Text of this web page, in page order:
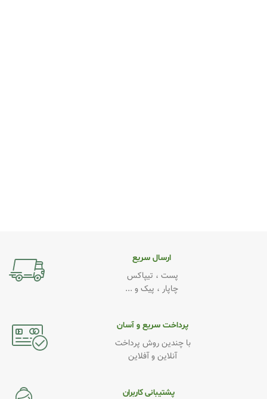
ارسال سریع
پست ، تیپاکس
چاپار ، پیک و ...
پرداخت سریع و آسان
با چندین روش پرداخت
آنلاین و آفلاین
پشتیبانی کاربران